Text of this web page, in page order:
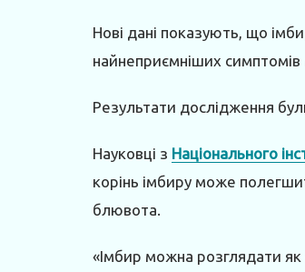
Нові дані показують, що
найнеприємніших симптомів
Результати дослідження
Науковці з Національного
корінь імбиру може
блювота.
«Імбир можна розглядати як